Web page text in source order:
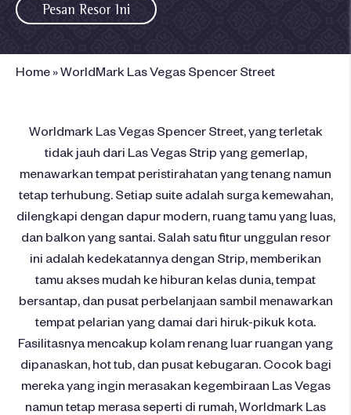
Pesan Resor Ini
Home »WorldMark Las Vegas Spencer Street
Worldmark Las Vegas Spencer Street, yang terletak
tidak jauh dari Las Vegas Strip yang gemerlap,
menawarkan tempat peristirahatan yang tenang namun
tetap terhubung. Setiap suite adalah surga kemewahan,
dilengkapi dengan dapur modern, ruang tamu yang luas,
dan balkon yang santai. Salah satu fitur unggulan resor
ini adalah kedekatannya dengan Strip, memberikan
tamu akses mudah ke hiburan kelas dunia, tempat
bersantap, dan pusat perbelanjaan sambil menawarkan
tempat pelarian yang damai dari hiruk-pikuk kota.
Fasilitasnya mencakup kolam renang luar ruangan yang
dipanaskan, hot tub, dan pusat kebugaran. Cocok bagi
mereka yang ingin merasakan kegembiraan Las Vegas
namun tetap merasa seperti di rumah, Worldmark Las